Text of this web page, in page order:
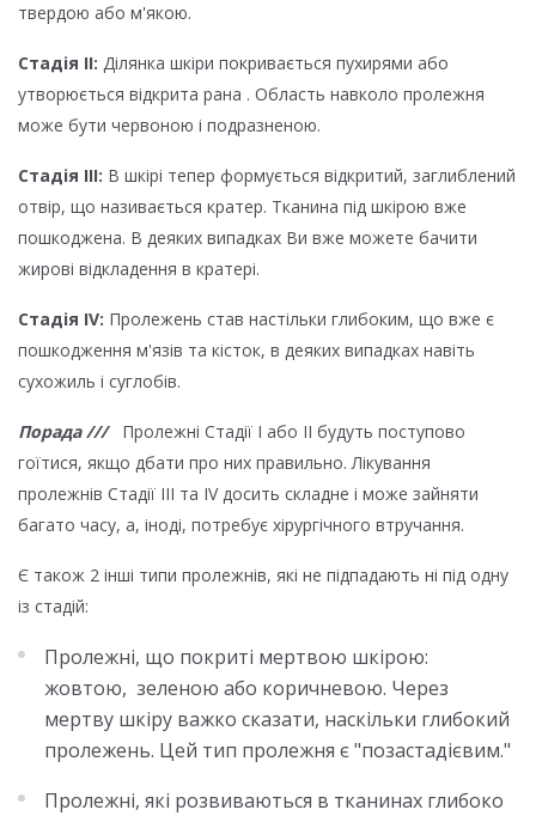
твердою або м'якою.
Стадія II: Ділянка шкіри покривається пухирями або
утворюється відкрита рана . Область навколо пролежня
може бути червоною і подразненою.
Стадія III: В шкірі тепер формується відкритий, заглиблений
отвір, що називається кратер. Тканина під шкірою вже
пошкоджена. В деяких випадках Ви вже можете бачити
жирові відкладення в кратері.
Стадія IV: Пролежень став настільки глибоким, що вже є
пошкодження м'язів та кісток, в деяких випадках навіть
сухожиль і суглобів.
Порада /// Пролежні Стадії I або II будуть поступово
гоїтися, якщо дбати про них правильно. Лікування
пролежнів Стадії III та IV досить складне і може зайняти
багато часу, а, іноді, потребує хірургічного втручання.
Є також 2 інші типи пролежнів, які не підпадають ні під одну
із стадій:
Пролежні, що покриті мертвою шкірою:
жовтою, зеленою або коричневою. Через
мертву шкіру важко сказати, наскільки глибокий
пролежень. Цей тип пролежня є "позастадієвим."
Пролежні, які розвиваються в тканинах глибоко